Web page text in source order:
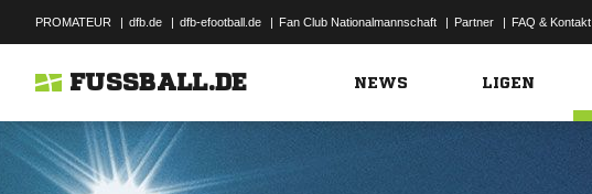
PROMATEUR | dfb.de | dfb-efootball.de | Fan Club Nationalmannschaft | Partner | FAQ & Kontakt
FUSSBALL.DE NEWS LIGEN